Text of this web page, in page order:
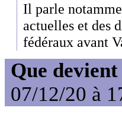
Il parle
actuelles et des
fédéraux avant
Que
07/12/20 à